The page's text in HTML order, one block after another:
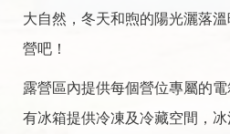
大自然，冬天和煦的陽光灑落
營吧！
露營區內提供每個營位專屬的
有冰箱提供冷凍及冷藏空間，